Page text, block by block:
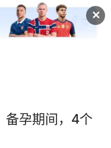
✕
备孕期间，4个